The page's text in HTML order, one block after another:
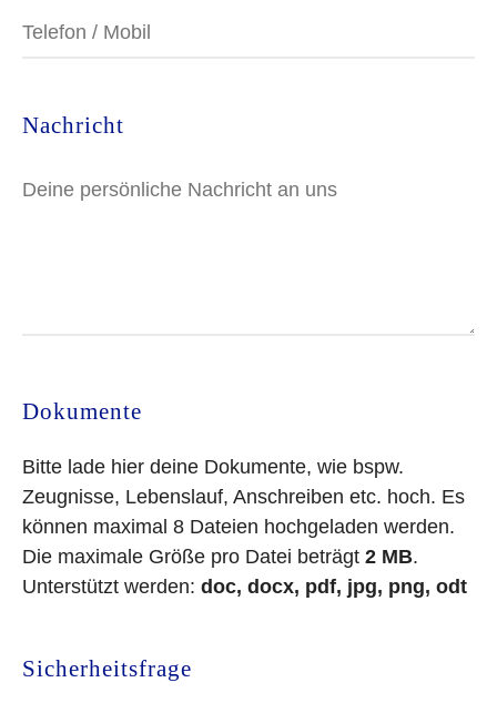
Nachricht
Dokumente
Bitte lade hier deine Dokumente, wie bspw.
Zeugnisse, Lebenslauf, Anschreiben etc. hoch. Es
können maximal 8 Dateien hochgeladen werden.
Die maximale Größe pro Datei beträgt 2 MB.
Unterstützt werden: doc, docx, pdf, jpg, png, odt
Sicherheitsfrage